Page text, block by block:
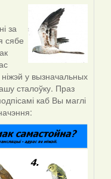
за
сябе
ніжэй у вызначальных
сталоўку. Праз
каб Вы маглі